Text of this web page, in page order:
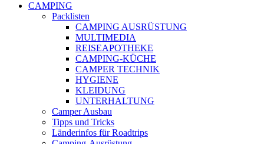
CAMPING
Packlisten
CAMPING AUSRÜSTUNG
MULTIMEDIA
REISEAPOTHEKE
CAMPING-KÜCHE
CAMPER TECHNIK
HYGIENE
KLEIDUNG
UNTERHALTUNG
Camper Ausbau
Tipps und Tricks
Länderinfos für Roadtrips